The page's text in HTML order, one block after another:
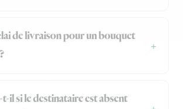
de livraison pour un bouquet
t-il si le destinataire est absent